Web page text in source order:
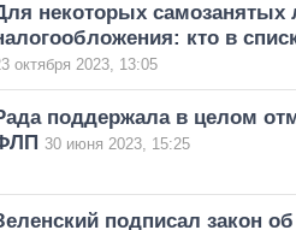
некоторых самозанятых
кто в
октября 2023, 13:05
поддержала в целом
30 июня 2023, 15:25
подписал закон